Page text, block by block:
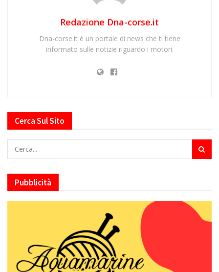
Redazione Dna-corse.it
Dna-corse.it è un portale di news che ti tiene
informato sulle notizie riguardo i motori.
Cerca Sul Sito
Pubblicità